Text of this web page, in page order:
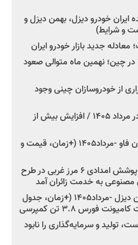
خودرو دیزل، بهمن دیزل و
جدید بازار خودرو ایران
در چین؛ نهمین ماه متوالی صعود
از خودروسازان چینی وجود
اعلام قیمت جدید پارس نوا در مرداد ۱۴۰۵ / افزایش بیش از
شروع فروش کشنده و کامیون فاو -مرداد۱۴۰۵ (+زمان، قیمت و
مدیرعامل امدادخودروسایپا: پوشش امدادی ۶ مرز غربی در طرح
شروع فروش ۸ محصول بهمن دیزل -مرداد۱۴۰۵ (+زمان، جدول
فورس ۳.۸ تن کمپرسی
تولید و سرمایه‌گذاری را نابود